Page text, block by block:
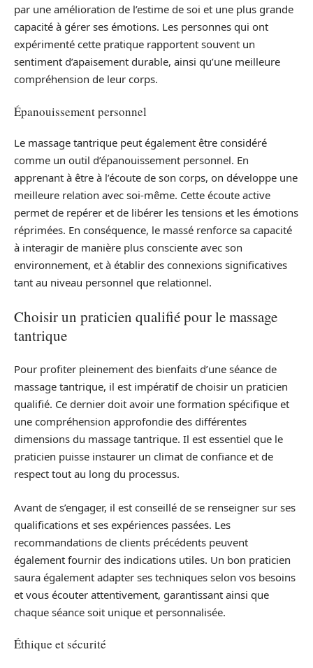
par une amélioration de l’estime de soi et une plus grande
capacité à gérer ses émotions. Les personnes qui ont
expérimenté cette pratique rapportent souvent un
sentiment d’apaisement durable, ainsi qu’une meilleure
compréhension de leur corps.
Épanouissement personnel
Le massage tantrique peut également être considéré
comme un outil d’épanouissement personnel. En
apprenant à être à l’écoute de son corps, on développe une
meilleure relation avec soi-même. Cette écoute active
permet de repérer et de libérer les tensions et les émotions
réprimées. En conséquence, le massé renforce sa capacité
à interagir de manière plus consciente avec son
environnement, et à établir des connexions significatives
tant au niveau personnel que relationnel.
Choisir un praticien qualifié pour le massage
tantrique
Pour profiter pleinement des bienfaits d’une séance de
massage tantrique, il est impératif de choisir un praticien
qualifié. Ce dernier doit avoir une formation spécifique et
une compréhension approfondie des différentes
dimensions du massage tantrique. Il est essentiel que le
praticien puisse instaurer un climat de confiance et de
respect tout au long du processus.
Avant de s’engager, il est conseillé de se renseigner sur ses
qualifications et ses expériences passées. Les
recommandations de clients précédents peuvent
également fournir des indications utiles. Un bon praticien
saura également adapter ses techniques selon vos besoins
et vous écouter attentivement, garantissant ainsi que
chaque séance soit unique et personnalisée.
Éthique et sécurité